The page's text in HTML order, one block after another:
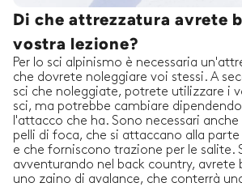
Di che attrezzatura avrete
vostra lezione?
Per lo sci alpinismo è necessaria
che dovrete noleggiare voi stessi. A
sci che noleggiate, potrete utilizzare i
sci, ma potrebbe cambiare
l'attacco che ha. Sono necessari
pelli di foca, che si attaccano alla
e che forniscono trazione per le salite.
avventurando nel back country, avrete
uno zaino di avalance, che conterrà